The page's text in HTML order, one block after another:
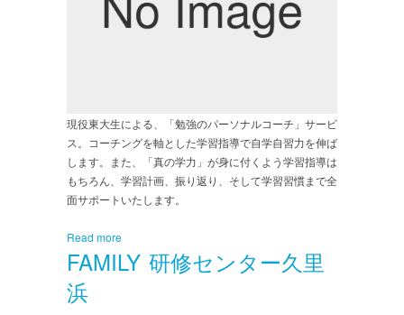
現役東大生による、「勉強のパーソナルコーチ」サービ
ス。コーチングを軸とした学習指導で自学自習力を伸ば
します。また、「真の学力」が身に付くよう学習指導は
もちろん、学習計画、振り返り、そして学習習慣まで全
面サポートいたします。
Read more
FAMILY 研修センター久里
浜